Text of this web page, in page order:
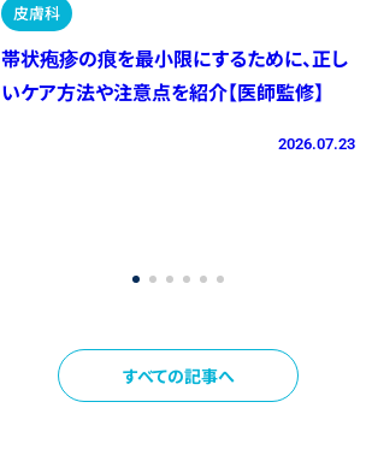
皮膚科
帯状疱疹の痕を最小限にするために、正し
いケア方法や注意点を紹介【医師監修】
2026.07.23
すべての記事へ